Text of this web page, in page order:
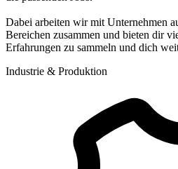
Dabei arbeiten wir mit Unternehmen
Bereichen zusammen und bieten dir
Erfahrungen zu sammeln und dich
Industrie & Produktion